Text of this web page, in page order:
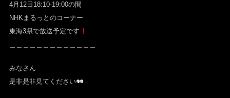
4月12日18:10-19:00の間
NHKまるっとのコーナー
東海3県で放送予定です
みなさん
是非是非見てください